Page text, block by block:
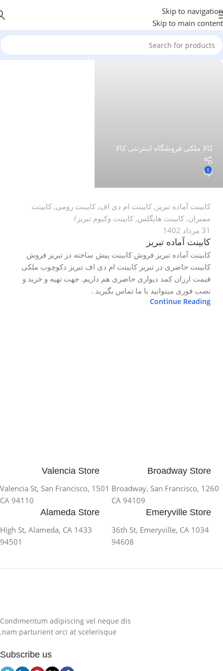
Skip to navigation
Skip to main content
کالا ملکی فروشگاه اینترنتی کالا
0
کابینت آماده تبریز , کابینت ام دی اف, کابینت رومی, کابینت
ممبران, کابینت هایگلس, کابینت وکیوم تبریز
31 مرداد 1402
کابینت آماده تبریز
کابینت آماده تبریز فروش کابینت پیش ساخته در تبریز فروش
کابینت حاضری در تبریز کابینت ام دی اف تبریز دکوچوب ملکی
قیمت ارزان کمد دیواری حاضری هم داریم. جهت تهیه و خرید و
نصب فوری میتوانید با ما تماس بگیرید .
Continue Reading
Broadway Store
1260 Broadway, San Francisco,
CA 94109
Valencia Store
1501 Valencia St, San Francisco,
CA 94110
Emeryville Store
1034 36th St, Emeryville, CA
94608
Alameda Store
1433 High St, Alameda, CA
94501
Condimentum adipiscing vel neque dis
nam parturient orci at scelerisque.
Subscribe us